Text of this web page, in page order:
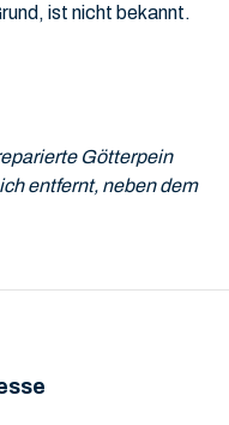
ist nicht bekannt.
Götterpein
entfernt, neben dem